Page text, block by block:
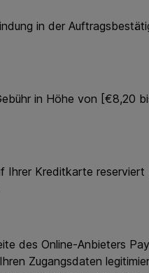
in der
in Höhe von [€8,20
Kreditkarte reserviert
Online-Anbieters
Zugangsdaten